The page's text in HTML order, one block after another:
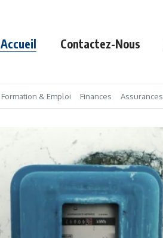
Accueil Contactez-Nous
Formation & Emploi Finances Assurances